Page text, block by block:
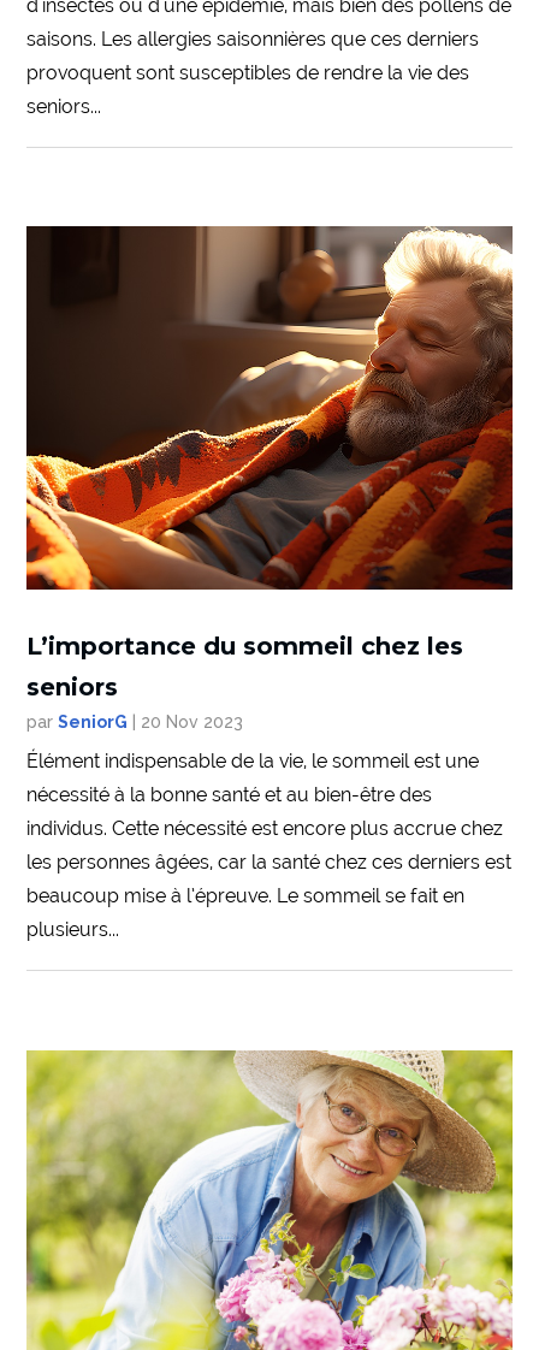
d'insectes ou d'une épidémie, mais bien des pollens de
saisons. Les allergies saisonnières que ces derniers
provoquent sont susceptibles de rendre la vie des
seniors...
L’importance du sommeil chez les
seniors
parSeniorG 20 Nov 2023
Élément indispensable de la vie, le sommeil est une
nécessité à la bonne santé et au bien-être des
individus. Cette nécessité est encore plus accrue chez
les personnes âgées, car la santé chez ces derniers est
beaucoup mise à l’épreuve. Le sommeil se fait en
plusieurs...